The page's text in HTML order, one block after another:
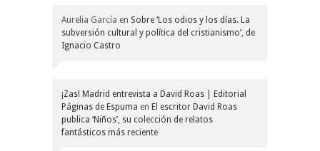
Aurelia García en Sobre ‘Los odios y los días. La
subversión cultural y política del cristianismo’, de
Ignacio Castro
¡Zas! Madrid entrevista a David Roas | Editorial
Páginas de Espuma en El escritor David Roas
publica ‘Niños’, su colección de relatos
fantásticos más reciente